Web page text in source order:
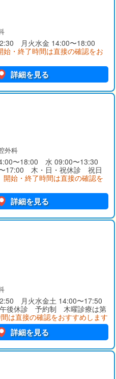
月火水金 14:00〜18:00
始・終了時間は直接の確認をお
詳細を見る
外科
〜18:00 水 09:00〜13:30
17:00 木・日・祝休診 祝日
開始・終了時間は直接の確認を
詳細を見る
月火水金土 14:00〜17:50
後休診 予約制 木曜診療は第
は直接の確認をおすすめします
詳細を見る